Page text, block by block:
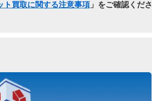
買取に関する注意事項 」をご確認くださ